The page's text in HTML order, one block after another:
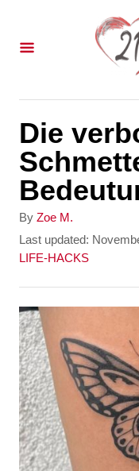
Die
By A
u
t
o
r
Zoe M.
P
o
e
d
o
n
Last updated:
C
e
g
o
r
i
e
s
LIFE-HACKS